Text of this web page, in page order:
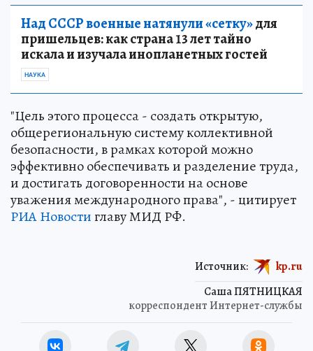
Над СССР военные натянули «сетку»для
пришельцев: как страна 13 лет тайно
искала и изучала инопланетных гостей
НАУКА
"Цель этого процесса - создать открытую,
общерегиональную систему коллективной
безопасности, в рамках которой можно
эффективно обеспечивать и разделение труда,
и достигать договоренности на основе
уважения международного права", - цитирует
РИА Новостиглаву МИД РФ.
Саша ПЯТНИЦКАЯ
корреспондент Интернет-службы
Источник: kp.ru